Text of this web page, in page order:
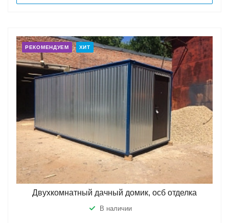
РЕКОМЕНДУЕМ ХИТ
Двухкомнатный дачный домик, осб отделка
В наличии